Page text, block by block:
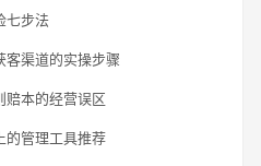
七步法
客渠道的实操步骤
赔本的经营误区
的管理工具推荐